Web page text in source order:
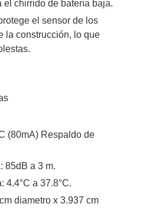
el chirrido de batería baja.
el sensor de los
la construcción, lo que
(80mA) Respaldo de
85dB a 3 m.
4.4°C a 37.8°C.
diametro x 3.937 cm